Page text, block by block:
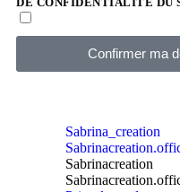
Confirmer ma
Sabrina_creation
Sabrinacreation